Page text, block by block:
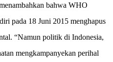
bahwa WHO
pada 18 Juni 2015 menghapus
“Namun politik di Indonesia,
mengkampanyekan perihal